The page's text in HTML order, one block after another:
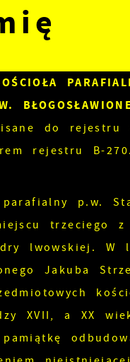
do rejestru
rejestru B-270.
p.w.
trzeciego
lwowskiej. W
Jakuba
XVII, a XX